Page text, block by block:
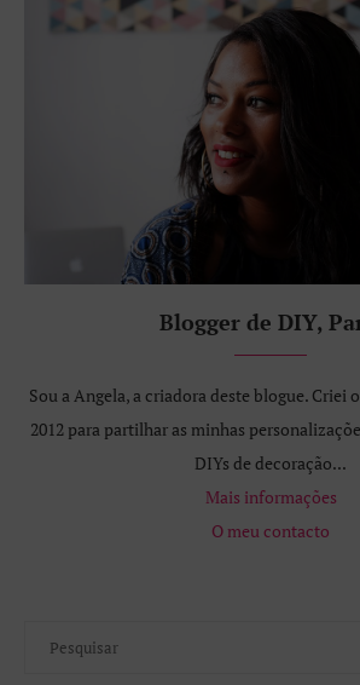
Blogger de DIY,
Sou a Angela, a criadora deste blogue. Criei
2012 para partilhar as minhas
DIYs de decoração...
Mais informações
O meu contacto